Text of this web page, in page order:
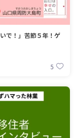
で！」苦節５年！ゲ
5